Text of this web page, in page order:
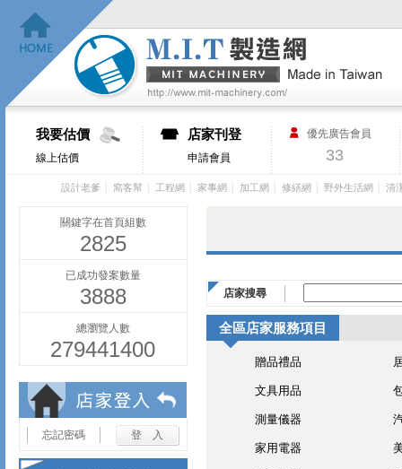
我要估價
線上估價
店家刊登
申請會員
優先廣告會員
33
設計老爹 窩客幫 工程網 家事網 加工網 修繕網 野外生活網 清
關鍵字在首頁組數
2825
已成功發案數量
3888
總瀏覽人數
279441400
忘記密碼
店家搜尋
全區店家服務項目
贈品禮品
文具用品
測量儀器
家用電器